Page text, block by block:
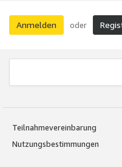
Anmelden oder
Teilnahmevereinbarung
Nutzungsbestimmungen